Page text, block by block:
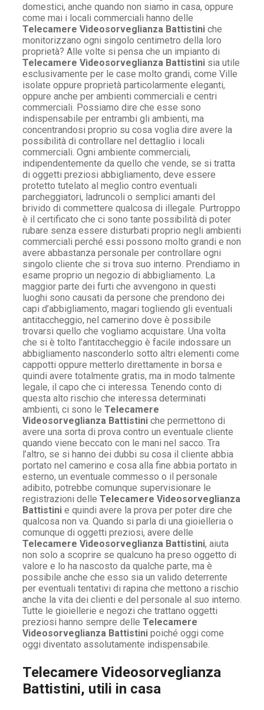
domestici, anche quando non siamo in casa, oppure
come mai i locali commerciali hanno delle
Telecamere Videosorveglianza Battistini che
monitorizzano ogni singolo centimetro della loro
proprietà? Alle volte si pensa che un impianto di
Telecamere Videosorveglianza Battistini sia utile
esclusivamente per le case molto grandi, come Ville
isolate oppure proprietà particolarmente eleganti,
oppure anche per ambienti commerciali e centri
commerciali. Possiamo dire che esse sono
indispensabile per entrambi gli ambienti, ma
concentrandosi proprio su cosa voglia dire avere la
possibilità di controllare nel dettaglio i locali
commerciali. Ogni ambiente commerciali,
indipendentemente da quello che vende, se si tratta
di oggetti preziosi abbigliamento, deve essere
protetto tutelato al meglio contro eventuali
parcheggiatori, ladruncoli o semplici amanti del
brivido di commettere qualcosa di illegale. Purtroppo
è il certificato che ci sono tante possibilità di poter
rubare senza essere disturbati proprio negli ambienti
commerciali perché essi possono molto grandi e non
avere abbastanza personale per controllare ogni
singolo cliente che si trova suo interno. Prendiamo in
esame proprio un negozio di abbigliamento. La
maggior parte dei furti che avvengono in questi
luoghi sono causati da persone che prendono dei
capi d’abbigliamento, magari togliendo gli eventuali
antitaccheggio, nel camerino dove è possibile
trovarsi quello che vogliamo acquistare. Una volta
che si è tolto l’antitaccheggio è facile indossare un
abbigliamento nasconderlo sotto altri elementi come
cappotti oppure metterlo direttamente in borsa e
quindi avere totalmente gratis, ma in modo talmente
legale, il capo che ci interessa. Tenendo conto di
questa alto rischio che interessa determinati
ambienti, ci sono le Telecamere
Videosorveglianza Battistini che permettono di
avere una sorta di prova contro un eventuale cliente
quando viene beccato con le mani nel sacco. Tra
l’altro, se si hanno dei dubbi su cosa il cliente abbia
portato nel camerino e cosa alla fine abbia portato in
esterno, un eventuale commesso o il personale
adibito, potrebbe comunque supervisionare le
registrazioni delle Telecamere Videosorveglianza
Battistini e quindi avere la prova per poter dire che
qualcosa non va. Quando si parla di una gioielleria o
comunque di oggetti preziosi, avere delle
Telecamere Videosorveglianza Battistini, aiuta
non solo a scoprire se qualcuno ha preso oggetto di
valore e lo ha nascosto da qualche parte, ma è
possibile anche che esso sia un valido deterrente
per eventuali tentativi di rapina che mettono a rischio
anche la vita dei clienti e del personale al suo interno.
Tutte le gioiellerie e negozi che trattano oggetti
preziosi hanno sempre delle Telecamere
Videosorveglianza Battistini poiché oggi come
oggi diventato assolutamente indispensabile.
Telecamere Videosorveglianza
Battistini, utili in casa